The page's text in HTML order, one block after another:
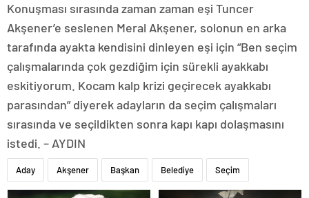
Konuşması sırasında zaman zaman eşi Tuncer
Akşener’e seslenen Meral Akşener, solonun en arka
tarafında ayakta kendisini dinleyen eşi için “Ben seçim
çalışmalarında çok gezdiğim için sürekli ayakkabı
eskitiyorum. Kocam kalp krizi geçirecek ayakkabı
parasından” diyerek adayların da seçim çalışmaları
sırasında ve seçildikten sonra kapı kapı dolaşmasını
istedi. – AYDIN
Aday Akşener Başkan Belediye Seçim